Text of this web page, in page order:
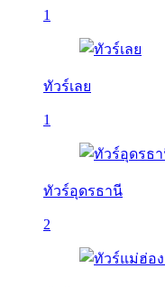
1
ทัวร์เลย
1
ทัวร์อุดรธานี
2